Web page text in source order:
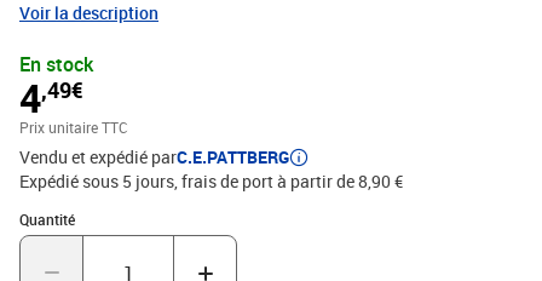
et tous vos projets DIY. Nos produits sont fabriqués en Allemagne
occasions : que ce soit pour un anniversaire, un baptême, une
communion, Noël, le Nouvel An ou même pour Pâques – ce
fabuleux accessoire rend rapidement les emballages cadeaux
beaux et attrayants.
Voir la description
En stock
4,49€
Prix unitaire TTC
Vendu et expédié parC.E.PATTBERG
Expédié sous 5 jours, frais de port à partir de 8,90 €
Quantité
Quantité : 1